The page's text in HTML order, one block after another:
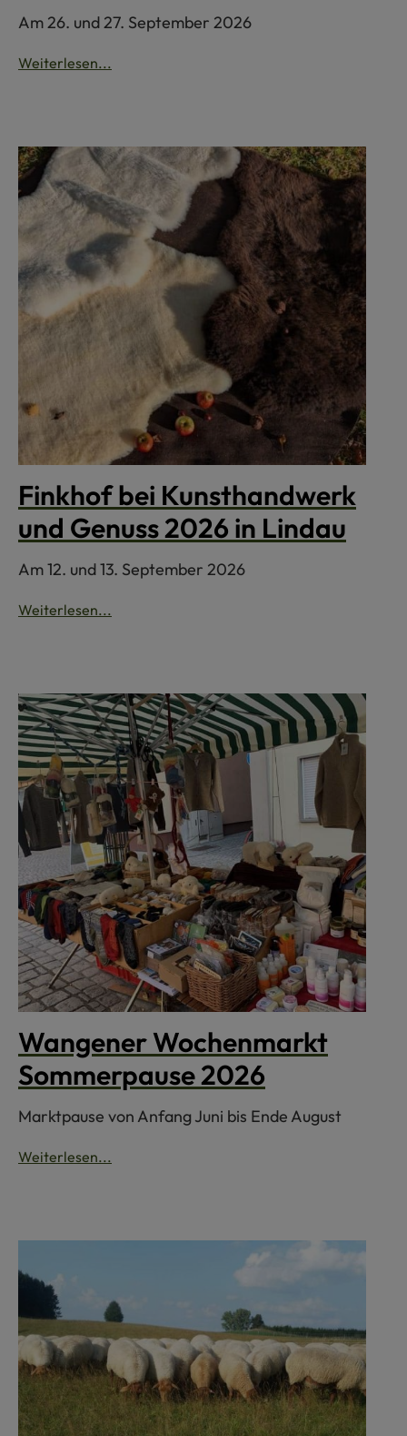
Am 26. und 27. September 2026
Weiterlesen...
Finkhof bei Kunsthandwerk
und Genuss 2026 in Lindau
Am 12. und 13. September 2026
Weiterlesen...
Wangener Wochenmarkt
Sommerpause 2026
Marktpause von Anfang Juni bis Ende August
Weiterlesen...